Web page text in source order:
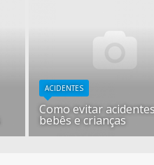
ACIDENTES
Como evitar
bebês e crianças